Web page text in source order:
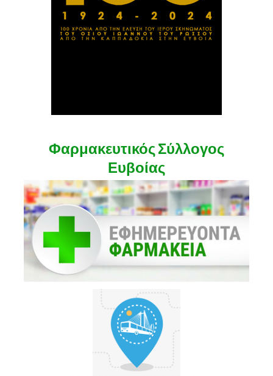
Φαρμακευτικός Σύλλογος
Ευβοίας